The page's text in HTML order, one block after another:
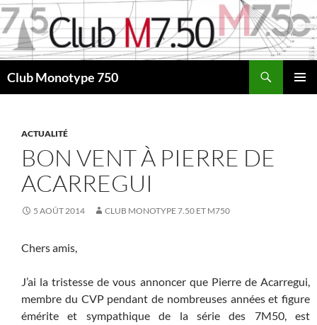
Aller
au
contenu
Club Monotype 750
ACTUALITÉ
BON VENT À PIERRE DE
ACARREGUI
5 AOÛT 2014 CLUB MONOTYPE 7.50 ET M750
Chers amis,
J’ai la tristesse de vous annoncer que Pierre de Acarregui,
membre du CVP pendant de nombreuses années et figure
émérite et sympathique de la série des 7M50, est